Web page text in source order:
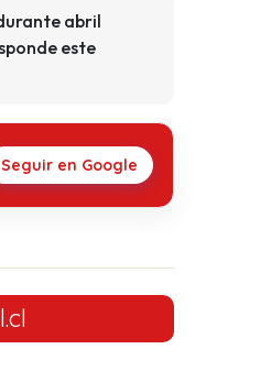
abril
este
Seguir en Google